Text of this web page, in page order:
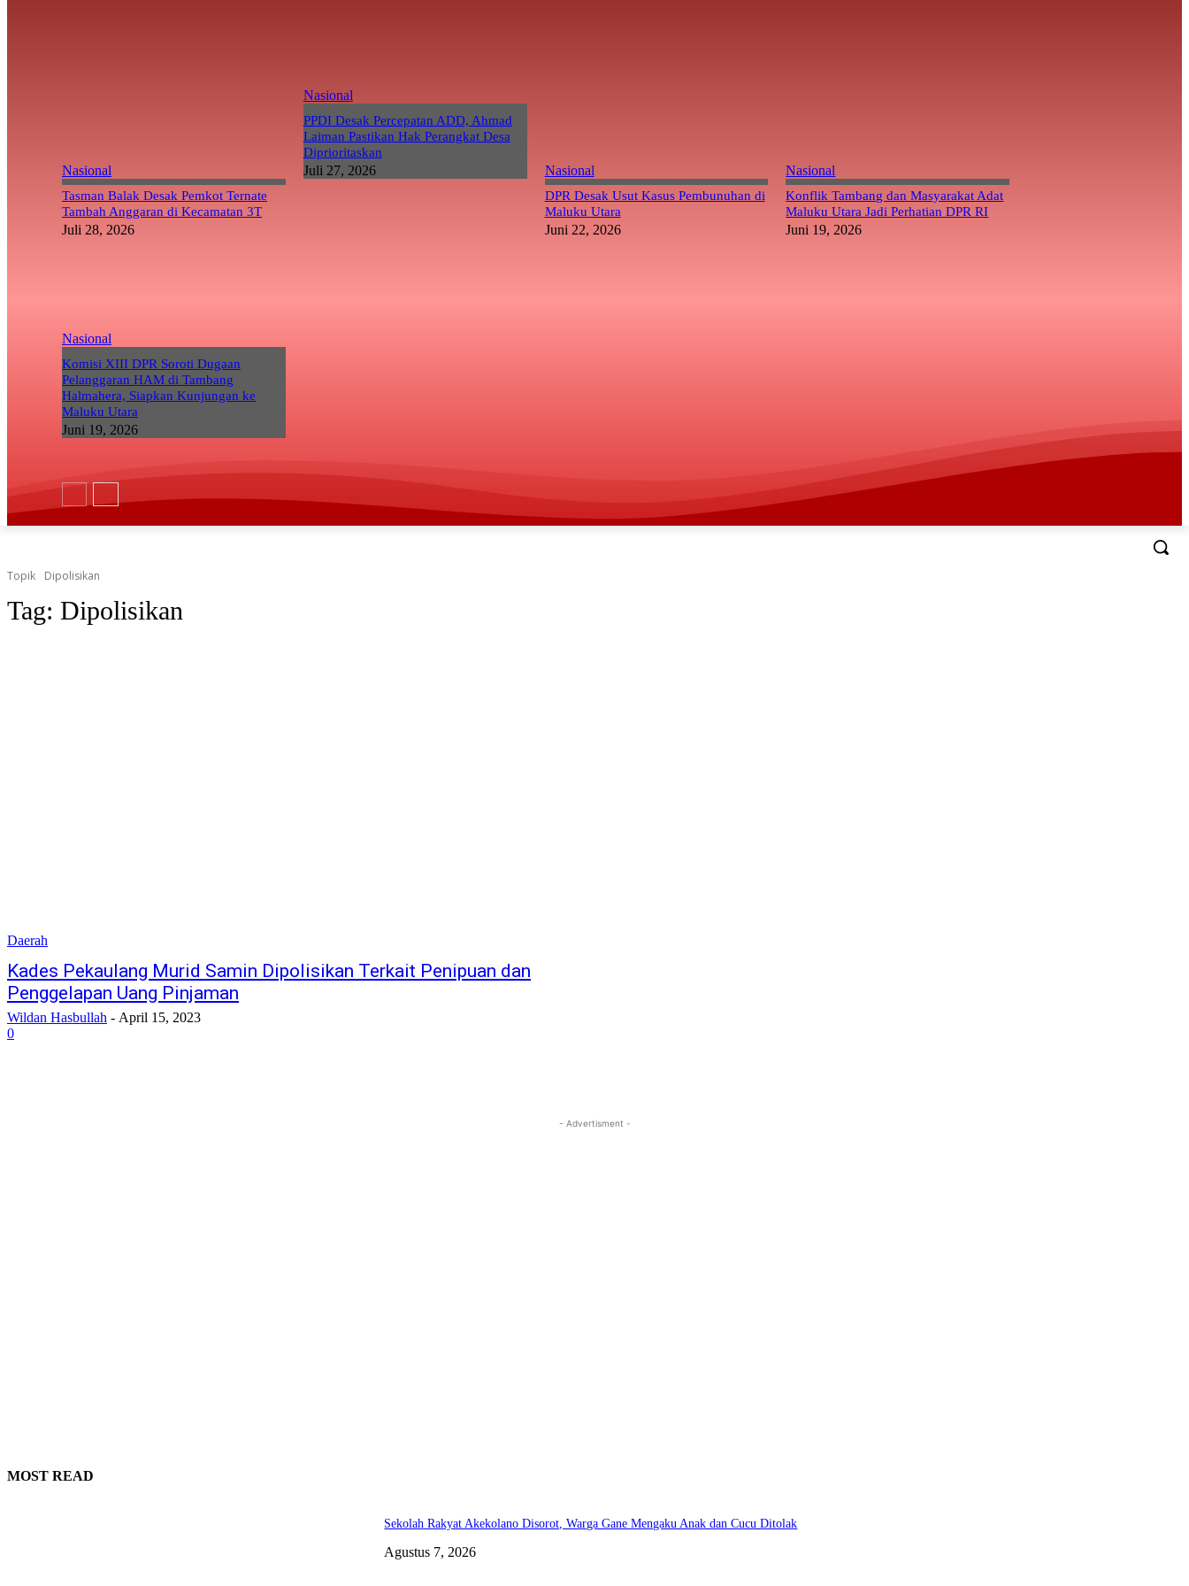
Nasional
Tasman Balak Desak Pemkot Ternate
Tambah Anggaran di Kecamatan 3T
Juli 28, 2026
Nasional
PPDI Desak Percepatan ADD, Ahmad
Laiman Pastikan Hak Perangkat Desa
Diprioritaskan
Juli 27, 2026 Nasional
DPR Desak Usut Kasus Pembunuhan di
Maluku Utara
Juni 22, 2026
Nasional
Konflik Tambang dan Masyarakat Adat
Maluku Utara Jadi Perhatian DPR RI
Juni 19, 2026
Nasional
Komisi XIII DPR Soroti Dugaan
Pelanggaran HAM di Tambang
Halmahera, Siapkan Kunjungan ke
Maluku Utara
Juni 19, 2026
Topik Dipolisikan
Tag: Dipolisikan
Daerah
Kades Pekaulang Murid Samin Dipolisikan Terkait Penipuan dan
Penggelapan Uang Pinjaman
Wildan Hasbullah - April 15, 2023
0
- Advertisment -
MOST READ
Sekolah Rakyat Akekolano Disorot, Warga Gane Mengaku Anak dan Cucu Ditolak
Agustus 7, 2026